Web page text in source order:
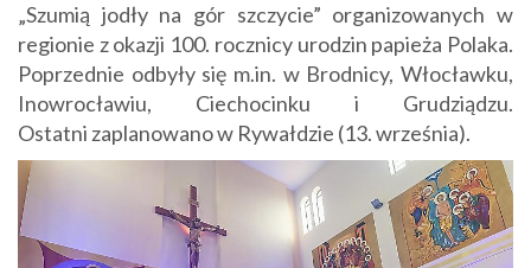
„Szumią jodły na gór szczycie” organizowanych w
regionie z okazji 100. rocznicy urodzin papieża Polaka.
Poprzednie odbyły się m.in. w Brodnicy, Włocławku,
Inowrocławiu, Ciechocinku i Grudziądzu.
Ostatni zaplanowano w Rywałdzie (13. września).